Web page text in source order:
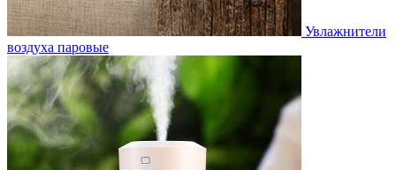
Увлажнители
воздуха паровые